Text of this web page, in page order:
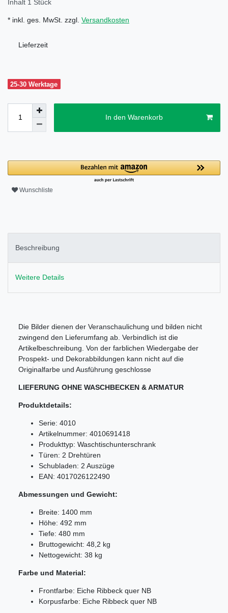
Inhalt 1 Stück
* inkl. ges. MwSt. zzgl. Versandkosten
Lieferzeit
25-30 Werktage
In den Warenkorb
Wunschliste
Beschreibung
Weitere Details
Die Bilder dienen der Veranschaulichung und bilden nicht
zwingend den Lieferumfang ab. Verbindlich ist die
Artikelbeschreibung. Von der farblichen Wiedergabe der
Prospekt- und Dekorabbildungen kann nicht auf die
Originalfarbe und Ausführung geschlosse
LIEFERUNG OHNE WASCHBECKEN & ARMATUR
Produktdetails:
Serie: 4010
Artikelnummer: 4010691418
Produkttyp: Waschtischunterschrank
Türen: 2 Drehtüren
Schubladen: 2 Auszüge
EAN: 4017026122490
Abmessungen und Gewicht:
Breite: 1400 mm
Höhe: 492 mm
Tiefe: 480 mm
Bruttogewicht: 48,2 kg
Nettogewicht: 38 kg
Farbe und Material:
Frontfarbe: Eiche Ribbeck quer NB
Korpusfarbe: Eiche Ribbeck quer NB